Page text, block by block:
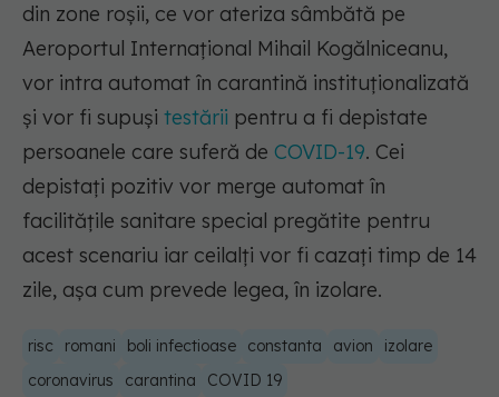
din zone roşii, ce vor ateriza sâmbătă pe
Aeroportul Internaţional Mihail Kogălniceanu,
vor intra automat în carantină instituţionalizată
şi vor fi supuşi testării pentru a fi depistate
persoanele care suferă de COVID-19. Cei
depistaţi pozitiv vor merge automat în
facilităţile sanitare special pregătite pentru
acest scenariu iar ceilalţi vor fi cazaţi timp de 14
zile, aşa cum prevede legea, în izolare.
risc romani boli infectioase constanta avion
izolare
coronavirus
carantina COVID 19